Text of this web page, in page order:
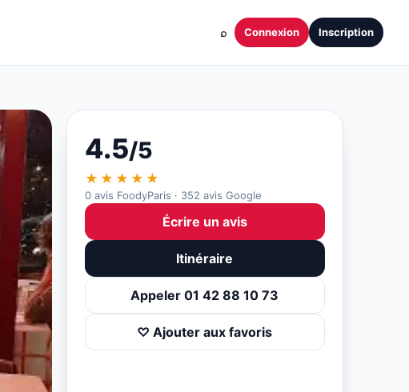
⌕ Connexion Inscription
4.5/5
★★★★★
0 avis FoodyParis · 352 avis Google
Écrire un avis
Itinéraire
Appeler 01 42 88 10 73
♡ Ajouter aux favoris